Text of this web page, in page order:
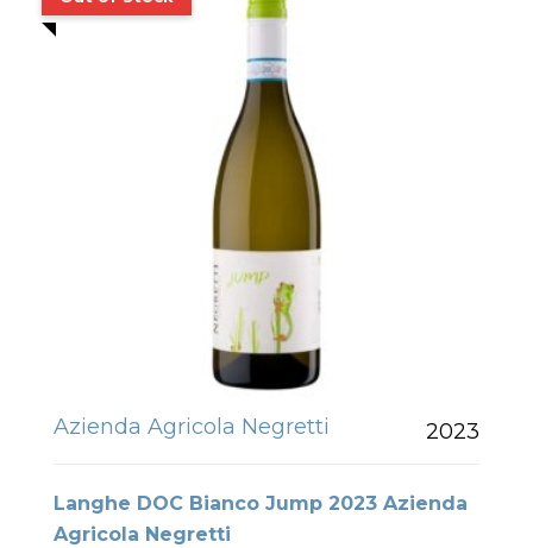
Azienda Agricola Negretti 2023
Langhe DOC Bianco Jump 2023 Azienda
Agricola Negretti